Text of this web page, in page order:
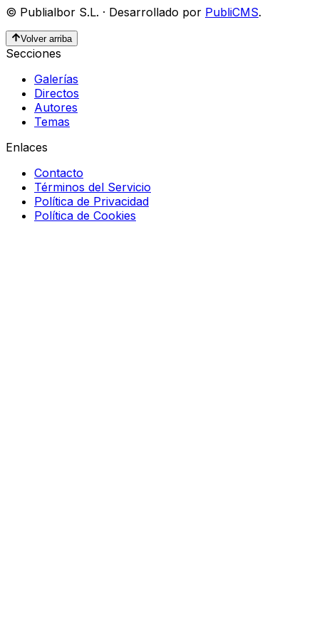
© Publialbor S.L. · Desarrollado por PubliCMS.
Volver arriba
Secciones
Galerías
Directos
Autores
Temas
Enlaces
Contacto
Términos del Servicio
Política de Privacidad
Política de Cookies